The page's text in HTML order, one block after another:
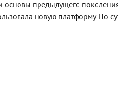
основы предыдущего
новую платформу. По